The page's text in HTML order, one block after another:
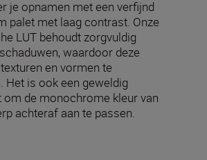
je opnamen met een verfijnd
palet met laag contrast. Onze
LUT behoudt zorgvuldig
waardoor deze
en vormen te
Het is ook een geweldig
om de monochrome kleur van
achteraf aan te passen.